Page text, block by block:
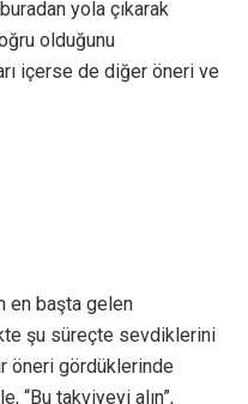
yola çıkarak
olduğunu
içerse de diğer öneri ve
en başta gelen
şu süreçte sevdiklerini
öneri gördüklerinde
“Bu takviyeyi alın”,